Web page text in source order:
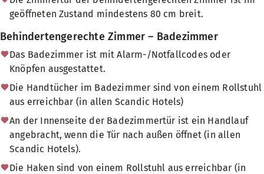
geöffneten Zustand mindestens 80 cm breit.
Behindertengerechte Zimmer – Badezimmer
Das Badezimmer ist mit Alarm-/Notfallcodes oder
Knöpfen ausgestattet.
Die Handtücher im Badezimmer sind von einem Rollstuhl
aus erreichbar (in allen Scandic Hotels)
An der Innenseite der Badezimmertür ist ein Handlauf
angebracht, wenn die Tür nach außen öffnet (in allen
Scandic Hotels).
Die Haken sind von einem Rollstuhl aus erreichbar (in